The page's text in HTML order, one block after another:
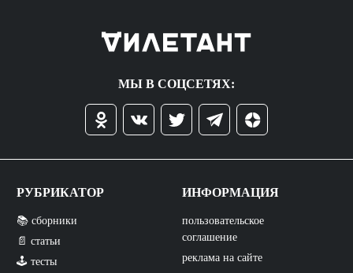
МЫ В СОЦСЕТЯХ:
РУБРИКАТОР
📚 сборники
📄 статьи
🕹️ тесты
ИНФОРМАЦИЯ
пользовательское
соглашение
реклама на сайте